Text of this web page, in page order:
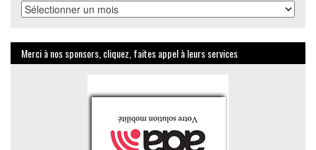
Archives
Merci à nos sponsors, cliquez, faites appel à leurs services